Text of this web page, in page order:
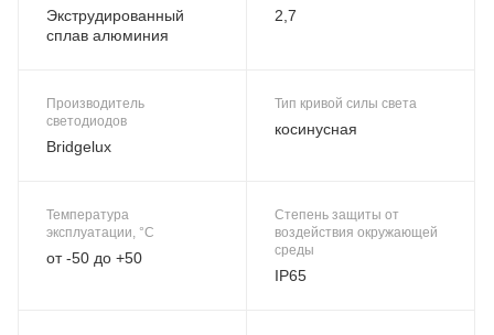
Экструдированный
сплав алюминия
2,7
Производитель
светодиодов
Bridgelux
Тип кривой силы света
косинусная
Температура
эксплуатации, °C
от -50 до +50
Степень защиты от
воздействия окружающей
среды
IP65